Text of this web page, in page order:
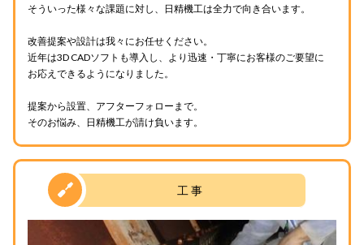
三菱電機
そういった様々な課題に対し、日精機工は全力で向き合います。
改善提案や設計は我々にお任せください。
近年は3D CADソフトも導入し、より迅速・丁寧にお客様のご要望に
お応えできるようになりました。
提案から設置、アフターフォローまで。
そのお悩み、日精機工が請け負います。
工 事